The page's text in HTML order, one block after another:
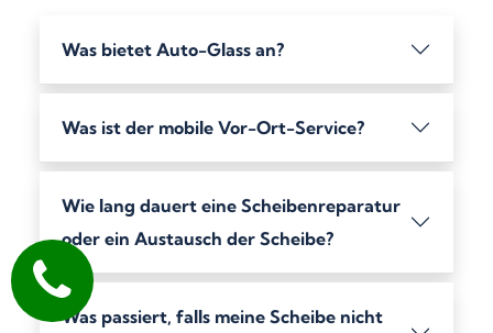
Was bietet Auto-Glass an?
Was ist der mobile Vor-Ort-Service?
Wie lang dauert eine Scheibenreparatur
oder ein Austausch der Scheibe?
Was passiert, falls meine Scheibe nicht